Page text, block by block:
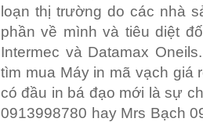
loạn thị trường do các nhà
phần về mình và tiêu diệt
Intermec và Datamax
tìm mua Máy in mã vạch giá
có đầu in bá đạo mới là sự
0913998780 hay Mrs Bạch